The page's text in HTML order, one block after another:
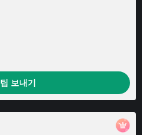
팁 보내기